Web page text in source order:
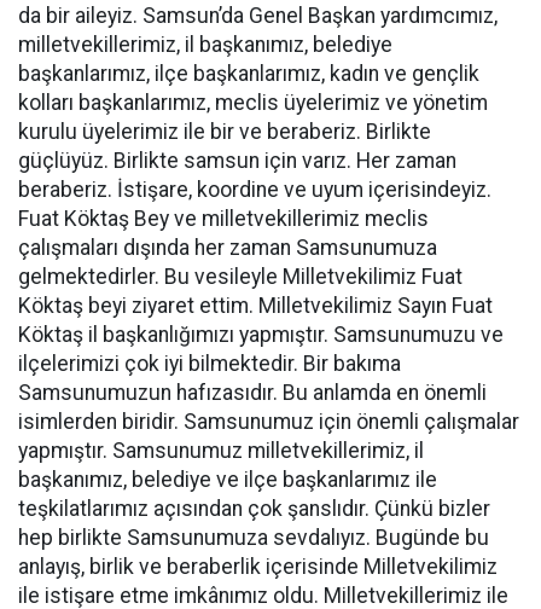
da bir aileyiz. Samsun’da Genel Başkan yardımcımız,
milletvekillerimiz, il başkanımız, belediye
başkanlarımız, ilçe başkanlarımız, kadın ve gençlik
kolları başkanlarımız, meclis üyelerimiz ve yönetim
kurulu üyelerimiz ile bir ve beraberiz. Birlikte
güçlüyüz. Birlikte samsun için varız. Her zaman
beraberiz. İstişare, koordine ve uyum içerisindeyiz.
Fuat Köktaş Bey ve milletvekillerimiz meclis
çalışmaları dışında her zaman Samsunumuza
gelmektedirler. Bu vesileyle Milletvekilimiz Fuat
Köktaş beyi ziyaret ettim. Milletvekilimiz Sayın Fuat
Köktaş il başkanlığımızı yapmıştır. Samsunumuzu ve
ilçelerimizi çok iyi bilmektedir. Bir bakıma
Samsunumuzun hafızasıdır. Bu anlamda en önemli
isimlerden biridir. Samsunumuz için önemli çalışmalar
yapmıştır. Samsunumuz milletvekillerimiz, il
başkanımız, belediye ve ilçe başkanlarımız ile
teşkilatlarımız açısından çok şanslıdır. Çünkü bizler
hep birlikte Samsunumuza sevdalıyız. Bugünde bu
anlayış, birlik ve beraberlik içerisinde Milletvekilimiz
ile istişare etme imkânımız oldu. Milletvekillerimiz ile